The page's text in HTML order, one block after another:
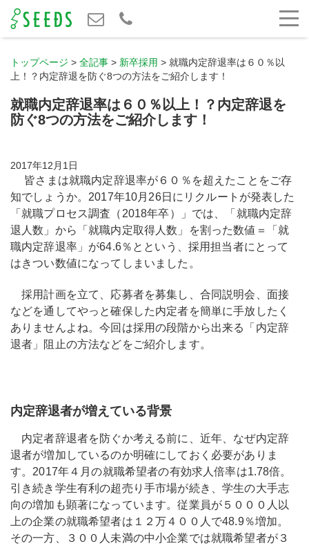
トップページ > 全記事 > 新卒採用 > 就職内定辞退率は６０％以
上！？内定辞退を防ぐ8つの方法をご紹介します！
就職内定辞退率は６０％以上！？内定辞退を
防ぐ8つの方法をご紹介します！
2017年12月1日
皆さまは就職内定辞退率が６０％を超えたことをご存
知でしょうか。2017年10月26日にリクルートが発表した
「就職プロセス調査（2018年卒）」では、「就職内定辞
退人数」から「就職内定取得人数」を割った数値＝「就
職内定辞退率」が64.6％とという、採用担当者にとって
はきつい数値になってしまいました。
採用計画を立て、応募者を募集し、合同説明会、面接
などを通してやっと確保した内定者を簡単に手放したく
ありませんよね。今回は採用の段階から出来る「内定辞
退者」阻止の方法などをご紹介します。
内定辞退者が増えている背景
内定者辞退者を防ぐか考える前に、近年、なぜ内定辞
退者が増加しているのか明確にしておく必要がありま
す。2017年４月の就職希望者の有効求人倍率は1.78倍。
引き続き学生有利の超売り手市場が続き、学生の大手志
向の増加も顕著になっています。従業員が５０００人以
上の企業の就職希望者は１２万４００人で48.9％増加。
その一方、３００人未満の中小企業では就職希望者が３